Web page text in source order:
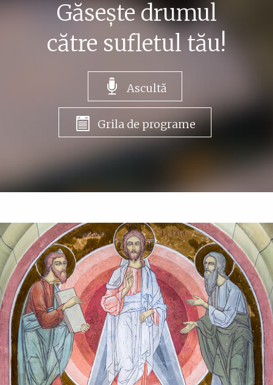
Găsește drumul
către sufletul tău!
Ascultă
Grila de programe